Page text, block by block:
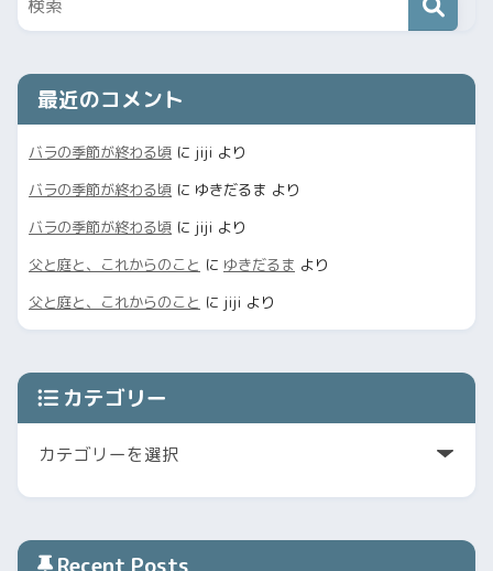
最近のコメント
バラの季節が終わる頃 に jiji より
バラの季節が終わる頃 に ゆきだるま より
バラの季節が終わる頃 に jiji より
父と庭と、これからのこと に ゆきだるま より
父と庭と、これからのこと に jiji より
カテゴリー